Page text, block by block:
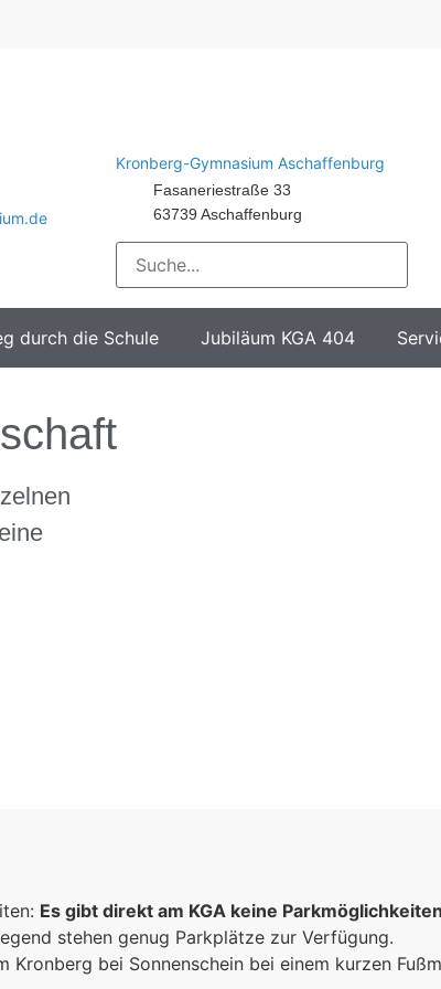
Kronberg-Gymnasium Aschaffenburg
Fasaneriestraße 33
63739 Aschaffenburg
durch die Schule Jubiläum KGA 404
Es gibt direkt am KGA keine
stehen genug Parkplätze zur Verfügung.
bei Sonnenschein bei einem kurzen